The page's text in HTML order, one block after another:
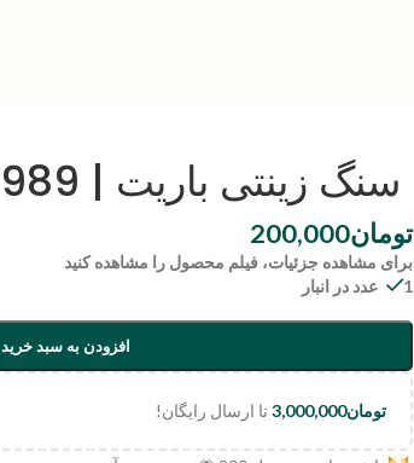
سنگ زینتی باریت | code:0989
تومان200,000
برای مشاهده جزئیات، فیلم محصول را مشاهده کنید
1 عدد در انبار
افزودن به سبد خرید
تومان3,000,000تا ارسال رایگان!